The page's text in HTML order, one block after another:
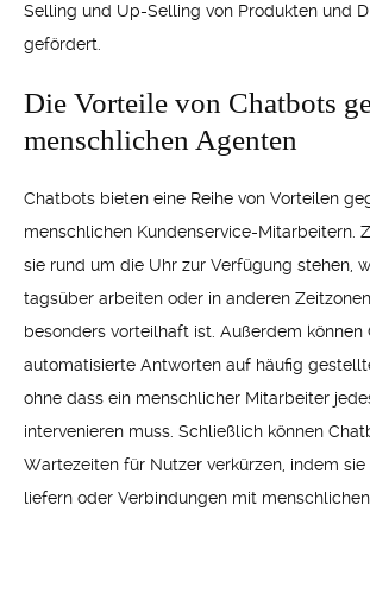
Selling und Up-Selling von Produkten und
gefördert.
Die Vorteile von Chatbots
menschlichen Agenten
Chatbots bieten eine Reihe von Vorteilen
menschlichen Kundenservice-Mitarbeitern.
sie rund um die Uhr zur Verfügung stehen,
tagsüber arbeiten oder in anderen
besonders vorteilhaft ist. Außerdem können
automatisierte Antworten auf häufig
ohne dass ein menschlicher Mitarbeiter
intervenieren muss. Schließlich können
Wartezeiten für Nutzer verkürzen, indem
liefern oder Verbindungen mit